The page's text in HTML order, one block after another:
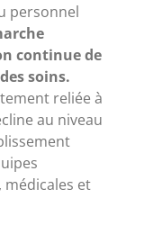
personnel
continue de
soins.
reliée à
au niveau
et